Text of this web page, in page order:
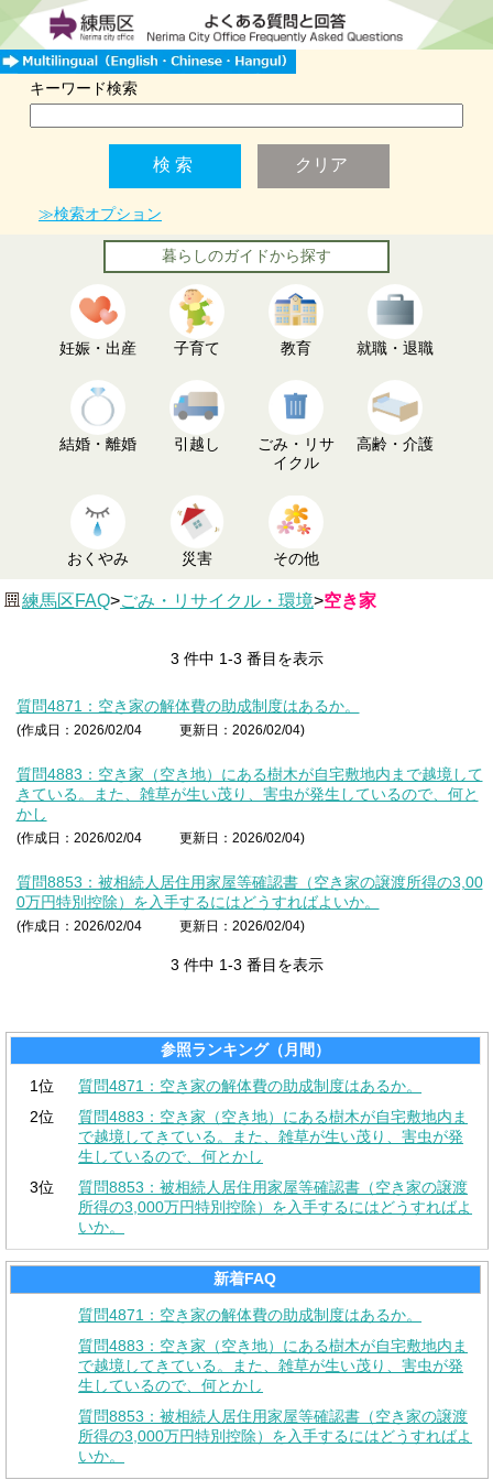
キーワード検索
≫検索オプション
暮らしのガイドから探す
妊娠・出産 子育て 教育 就職・退職
結婚・離婚 引越し
ごみ・リサ
イクル
高齢・介護
おくやみ 災害 その他
練馬区FAQ>ごみ・リサイクル・環境>空き家
3 件中 1-3 番目を表示
質問4871：空き家の解体費の助成制度はあるか。
(作成日：2026/02/04 更新日：2026/02/04)
質問4883：空き家（空き地）にある樹木が自宅敷地内まで越境して
きている。また、雑草が生い茂り、害虫が発生しているので、何と
かし
(作成日：2026/02/04 更新日：2026/02/04)
質問8853：被相続人居住用家屋等確認書（空き家の譲渡所得の3,00
0万円特別控除）を入手するにはどうすればよいか。
(作成日：2026/02/04 更新日：2026/02/04)
3 件中 1-3 番目を表示
参照ランキング（月間）
1位
質問4871：空き家の解体費の助成制度はあるか。
2位
質問4883：空き家（空き地）にある樹木が自宅敷地内ま
で越境してきている。また、雑草が生い茂り、害虫が発
生しているので、何とかし
3位
質問8853：被相続人居住用家屋等確認書（空き家の譲渡
所得の3,000万円特別控除）を入手するにはどうすればよ
いか。
新着FAQ
質問4871：空き家の解体費の助成制度はあるか。
質問4883：空き家（空き地）にある樹木が自宅敷地内ま
で越境してきている。また、雑草が生い茂り、害虫が発
生しているので、何とかし
質問8853：被相続人居住用家屋等確認書（空き家の譲渡
所得の3,000万円特別控除）を入手するにはどうすればよ
いか。